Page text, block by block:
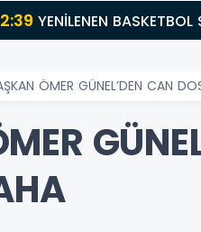
YENİLENEN
ÖMER GÜNEL’DEN CAN